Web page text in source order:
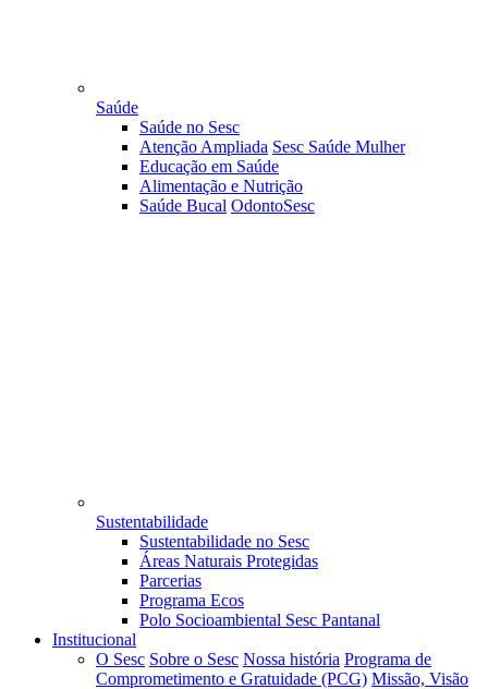
Saúde
Saúde no Sesc
Atenção Ampliada Sesc Saúde Mulher
Educação em Saúde
Alimentação e Nutrição
Saúde Bucal OdontoSesc
Sustentabilidade
Sustentabilidade no Sesc
Áreas Naturais Protegidas
Parcerias
Programa Ecos
Polo Socioambiental Sesc Pantanal
Institucional
O Sesc Sobre o Sesc Nossa história Programa de
Comprometimento e Gratuidade (PCG) Missão, Visão